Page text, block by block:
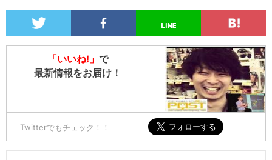
「いいね!」 で
最新情報をお届け！
Twitterでもチェック！！